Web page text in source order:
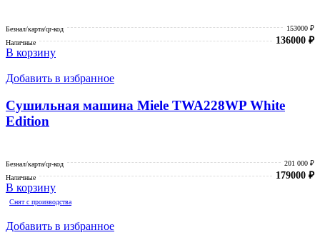
Безнал/карта/qr-код
153000 ₽
Наличные
136000 ₽
В корзину
Добавить в избранное
Сушильная машина Miele TWA228WP White
Edition
Безнал/карта/qr-код
201 000 ₽
Наличные
179000 ₽
В корзину
Снят с производства
Добавить в избранное